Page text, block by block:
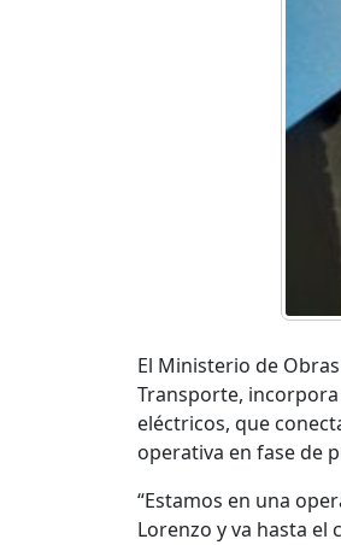
El Ministerio de
Transporte,
eléctricos, que
operativa en fase de
“Estamos en una
Lorenzo y va hasta el